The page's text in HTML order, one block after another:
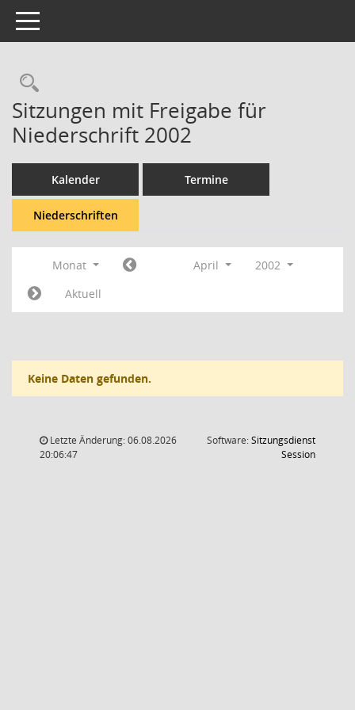
Toggle navigation
Rechercheauswahl
Sitzungen mit Freigabe für
Niederschrift 2002
Kalender Termine
Niederschriften
Monat April
2002
Aktuell
Keine Daten gefunden.
Letzte Änderung: 06.08.2026
20:06:47
Software:Sitzungsdienst
Session(Wird in